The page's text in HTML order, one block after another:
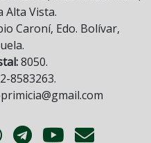
Alta Vista.
Caroní, Edo. Bolívar,
8050.
8583263.